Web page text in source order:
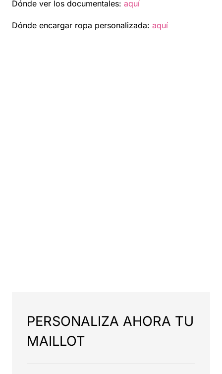
Dónde ver los documentales: aquí
Dónde encargar ropa personalizada: aquí
PERSONALIZA AHORA TU
MAILLOT